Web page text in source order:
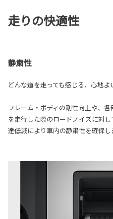
走りの快適性
静粛性
どんな道を走っても感じる、心地よ
フレーム・ボディの剛性向上や、
を走行した際のロードノイズに対
達低減により車内の静粛性を確保し